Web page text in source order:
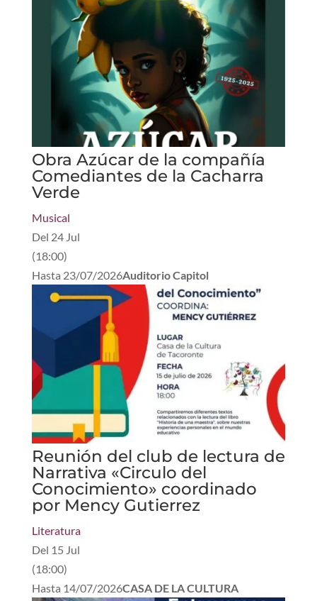
Obra Azúcar de la compañía
Comediantes de la Cacharra
Verde
Musical
Del 24 Jul
(18:00)
Hasta 23/07/2026Auditorio Capitol
Reunión del club de lectura de
Narrativa «Circulo del
Conocimiento» coordinado
por Mency Gutierrez
Literatura
Del 15 Jul
(18:00)
Hasta 14/07/2026CASA DE LA CULTURA